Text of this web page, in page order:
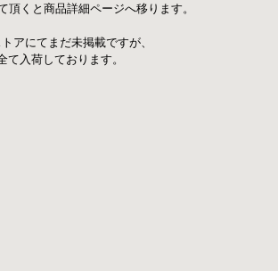
頂くと商品詳細ページへ移ります。
アにてまだ未掲載ですが、
て入荷しております。